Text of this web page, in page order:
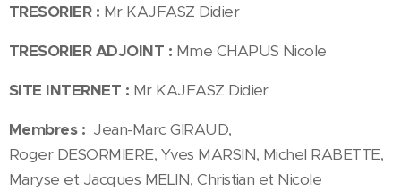
TRESORIER : Mr KAJFASZ Didier
TRESORIER ADJOINT : Mme CHAPUS Nicole
SITE INTERNET : Mr KAJFASZ Didier
Membres : Jean-Marc GIRAUD,
Roger DESORMIERE, Yves MARSIN, Michel RABETTE,
Maryse et Jacques MELIN, Christian et Nicole